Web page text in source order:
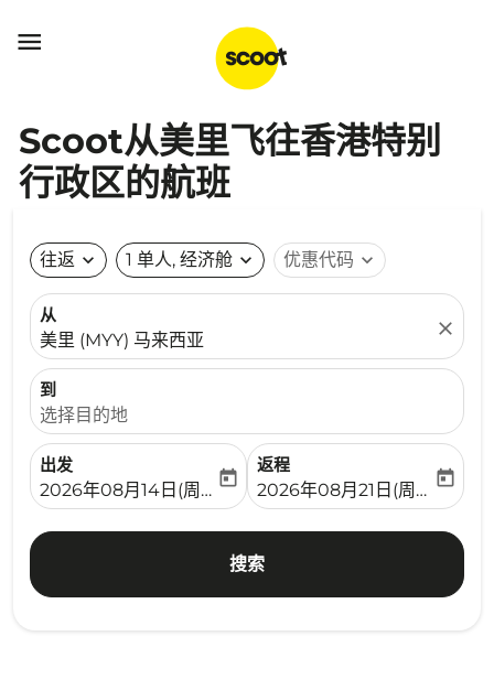

Scoot从美里飞往香港特别
行政区的航班
往返 expand_more 1 单人, 经济舱 expand_more 优惠代码 expand_more
从
美里 (MYY) 马来西亚
close
到
选择目的地
出发
fc-booking-departure-date-aria-label
2026年08月14日(周五)
today
返程
fc-booking-return-date-
2026年08月21日(周五)
today
搜索